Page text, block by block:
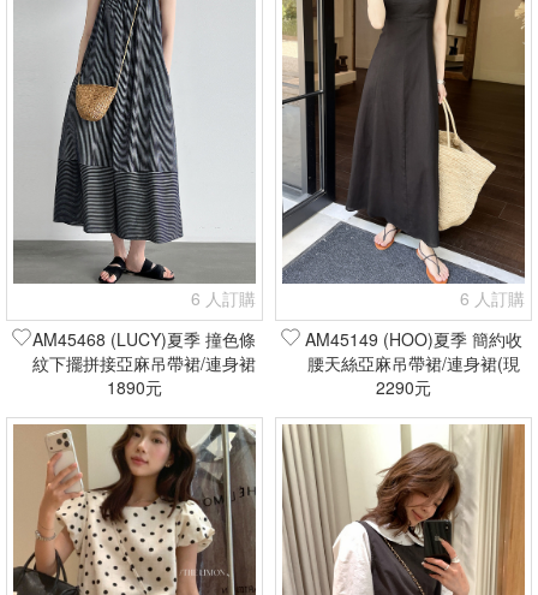
6 人訂購
AM45468 (LUCY)夏季 撞色條
紋下擺拼接亞麻吊帶裙/連身裙
(現貨+預購)
1890元
6 人訂購
AM45149 (HOO)夏季 簡約收
腰天絲亞麻吊帶裙/連身裙(現
貨+預購)
2290元